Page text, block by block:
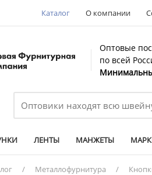
Каталог О компании
Оптовые
по всей
ЛЕНТЫ МАНЖЕТЫ
/ Металлофурнитура /